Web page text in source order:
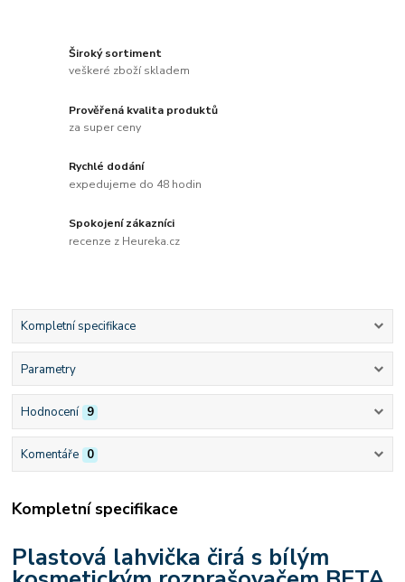
Široký sortiment
veškeré zboží skladem
Prověřená kvalita produktů
za super ceny
Rychlé dodání
expedujeme do 48 hodin
Spokojení zákazníci
recenze z Heureka.cz
Kompletní specifikace
Parametry
Hodnocení 9
Komentáře 0
Kompletní specifikace
Plastová lahvička čirá s bílým